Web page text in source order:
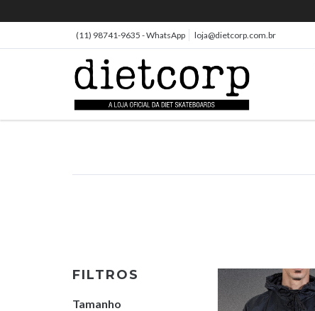
(11) 98741-9635 - WhatsApp loja@dietcorp.com.br
FILTROS
Tamanho